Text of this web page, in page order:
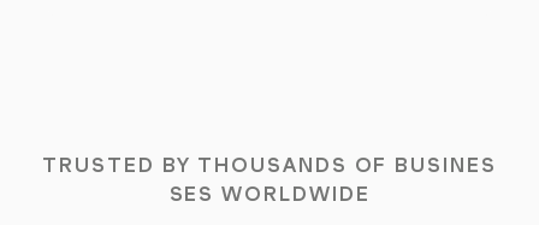
TRUSTED BY THOUSANDS OF BUSINES
SES WORLDWIDE